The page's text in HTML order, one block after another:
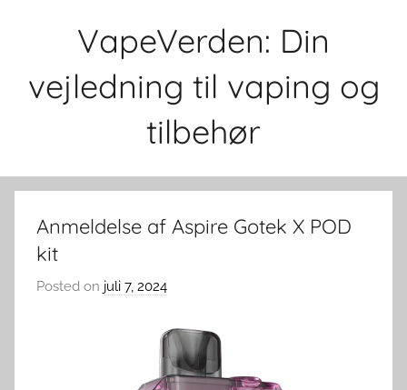
VapeVerden: Din
vejledning til vaping og
tilbehør
Anmeldelse af Aspire Gotek X POD
kit
Posted on juli 7, 2024
v
a
p